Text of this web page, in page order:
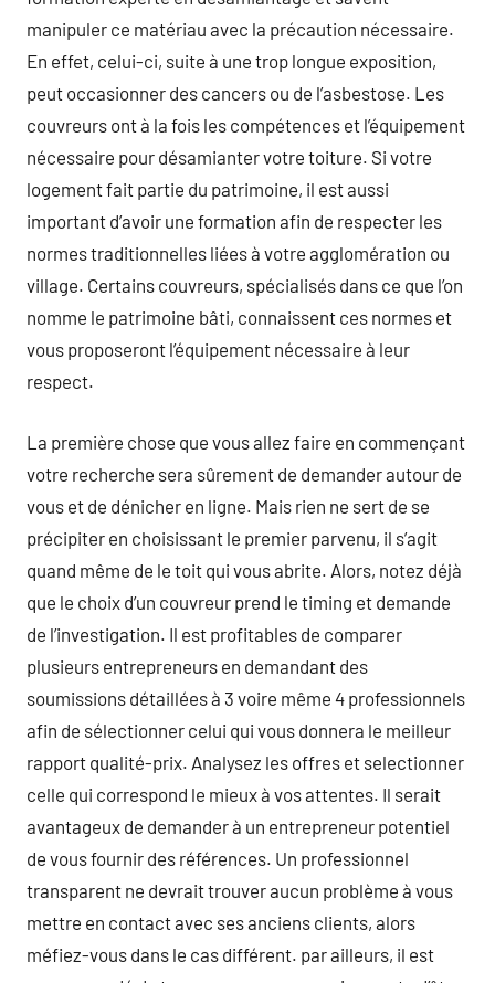
manipuler ce matériau avec la précaution nécessaire.
En effet, celui-ci, suite à une trop longue exposition,
peut occasionner des cancers ou de l’asbestose. Les
couvreurs ont à la fois les compétences et l’équipement
nécessaire pour désamianter votre toiture. Si votre
logement fait partie du patrimoine, il est aussi
important d’avoir une formation afin de respecter les
normes traditionnelles liées à votre agglomération ou
village. Certains couvreurs, spécialisés dans ce que l’on
nomme le patrimoine bâti, connaissent ces normes et
vous proposeront l’équipement nécessaire à leur
respect.
La première chose que vous allez faire en commençant
votre recherche sera sûrement de demander autour de
vous et de dénicher en ligne. Mais rien ne sert de se
précipiter en choisissant le premier parvenu, il s’agit
quand même de le toit qui vous abrite. Alors, notez déjà
que le choix d’un couvreur prend le timing et demande
de l’investigation. Il est profitables de comparer
plusieurs entrepreneurs en demandant des
soumissions détaillées à 3 voire même 4 professionnels
afin de sélectionner celui qui vous donnera le meilleur
rapport qualité-prix. Analysez les offres et selectionner
celle qui correspond le mieux à vos attentes. Il serait
avantageux de demander à un entrepreneur potentiel
de vous fournir des références. Un professionnel
transparent ne devrait trouver aucun problème à vous
mettre en contact avec ses anciens clients, alors
méfiez-vous dans le cas différent. par ailleurs, il est